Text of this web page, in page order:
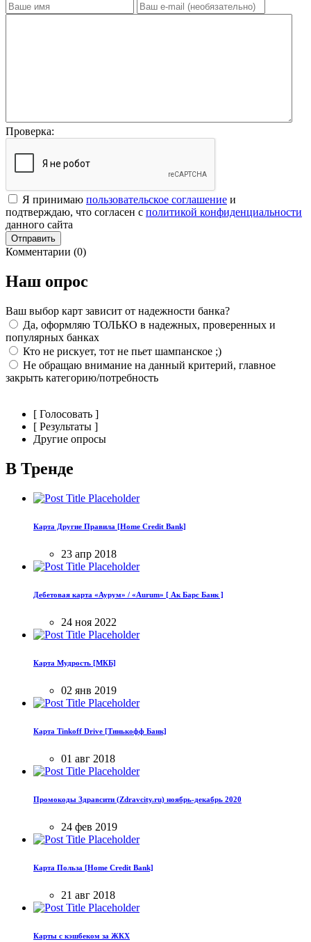
Проверка:
Я принимаю пользовательское соглашение и
подтверждаю, что согласен с политикой конфиденциальности
данного сайта
Отправить
Комментарии (0)
Наш опрос
Ваш выбор карт зависит от надежности банка?
Да, оформляю ТОЛЬКО в надежных, проверенных и
популярных банках
Кто не рискует, тот не пьет шампанское ;)
Не обращаю внимание на данный критерий, главное
закрыть категорию/потребность
[ Голосовать ]
[ Результаты ]
Другие опросы
В Тренде
Карта Другие Правила [Home Credit Bank]
23 апр 2018
Дебетовая карта «Аурум» / «Aurum» [ Ак Барс Банк ]
24 ноя 2022
Карта Мудрость [МКБ]
02 янв 2019
Карта Tinkoff Drive [Тинькофф Банк]
01 авг 2018
Промокоды Здравсити (Zdravcity.ru) ноябрь-декабрь 2020
24 фев 2019
Карта Польза [Home Credit Bank]
21 авг 2018
Карты с кэшбеком за ЖКХ